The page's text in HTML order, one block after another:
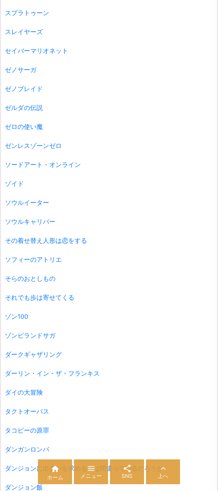
スプラトゥーン
スレイヤーズ
セイバーマリオネット
ゼノサーガ
ゼノブレイド
ゼルダの伝説
ゼロの使い魔
ゼンレスゾーンゼロ
ソードアート・オンライン
ゾイド
ソウルイーター
ソウルキャリバー
その着せ替え人形は恋をする
ソフィーのアトリエ
そらのおとしもの
それでも歩は寄せてくる
ゾン100
ゾンビランドサガ
ダークギャザリング
ダーリン・イン・ザ・フランキス
ダイの大冒険
タクトオーパス
タコピーの原罪
ダンガンロンパ
ダンジョンに出会いを求めるのは間違っているだろうか
ダンジョン飯

ホーム

メニュー

SNS

上へ